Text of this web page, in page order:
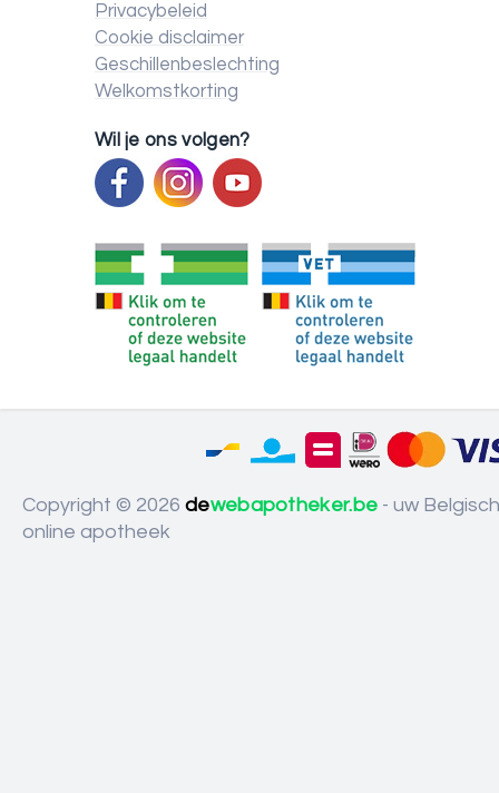
Privacybeleid
Cookie disclaimer
Geschillenbeslechting
Welkomstkorting
Wil je ons volgen?
Copyright © 2026 dewebapotheker.be - uw
online apotheek